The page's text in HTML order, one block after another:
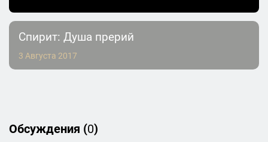
Спирит: Душа прерий
3 Августа 2017
Обсуждения (0)